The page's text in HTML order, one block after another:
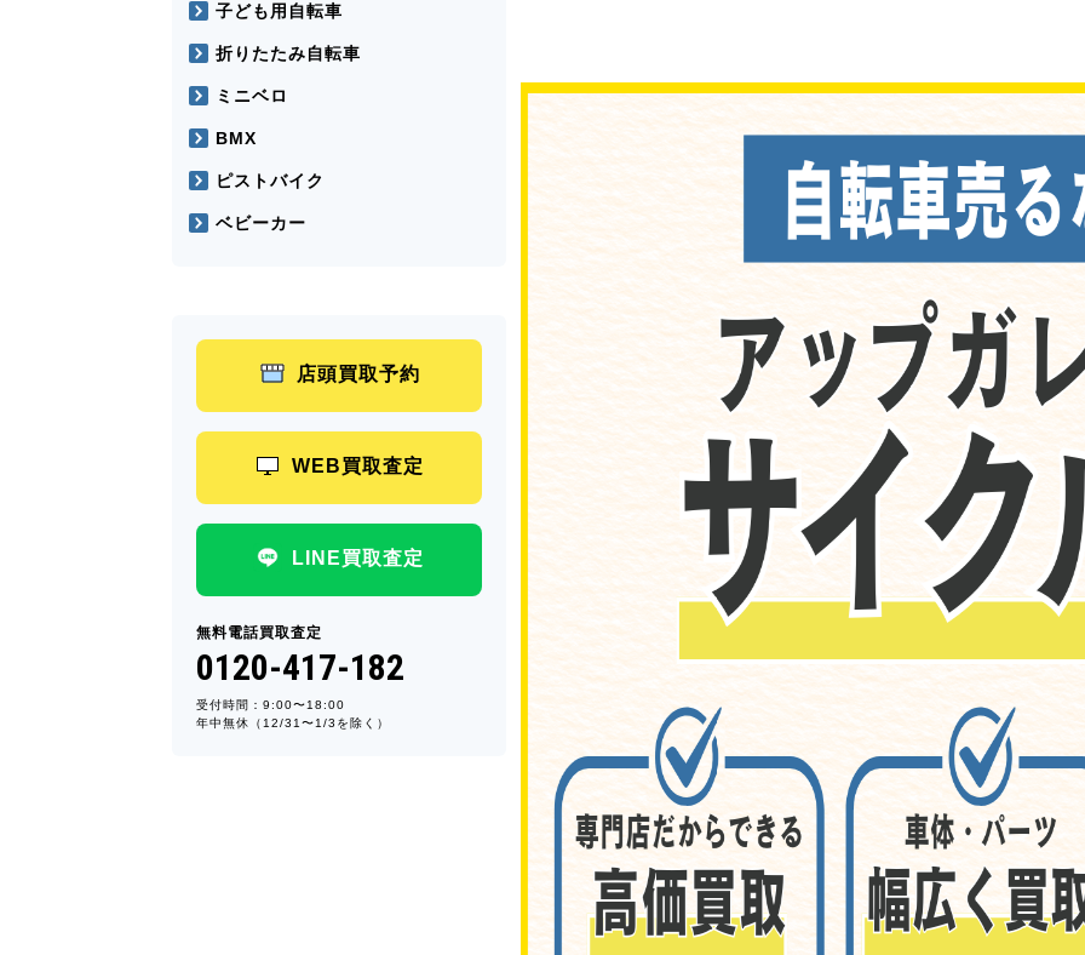
子ども用自転車
折りたたみ自転車
ミニベロ
BMX
ピストバイク
ベビーカー
店頭買取予約
WEB買取査定
LINE買取査定
無料電話買取査定
0120-417-182
受付時間：9:00〜18:00
年中無休（12/31〜1/3を除く）